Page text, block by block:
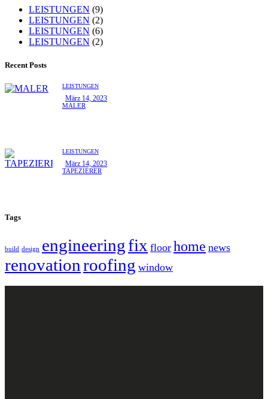
LEISTUNGEN (9)
LEISTUNGEN (2)
LEISTUNGEN (6)
LEISTUNGEN (2)
Recent Posts
LEISTUNGEN
März 14, 2023
MALER
LEISTUNGEN
März 14, 2023
TAPEZIERER
Tags
build design engineeringfix floor home news
renovationroofing window